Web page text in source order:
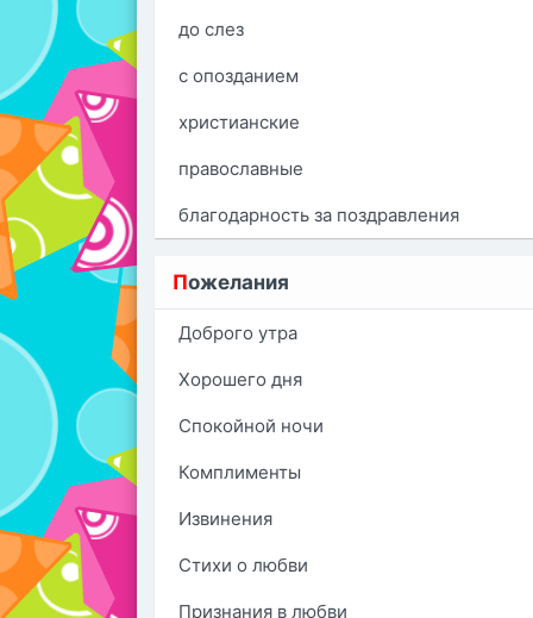
до слез
с опозданием
христианские
православные
благодарность за поздравления
Пожелания
Доброго утра
Хорошего дня
Спокойной ночи
Комплименты
Извинения
Стихи о любви
Признания в любви